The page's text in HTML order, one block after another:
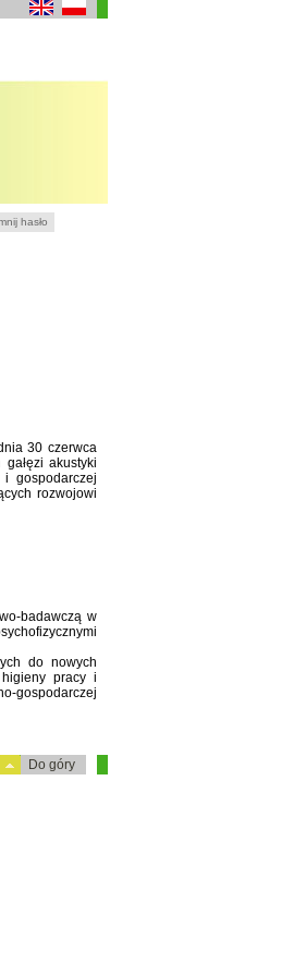
hasło
30 czerwca
akustyki
gospodarczej
rozwojowi
badawczą w
do nowych
pracy i
gospodarczej
Do góry